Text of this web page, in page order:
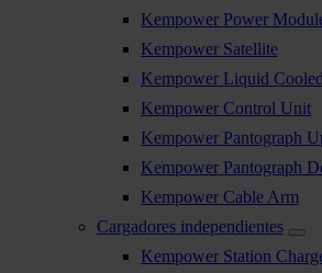
Kempower Power
Kempower Satellite
Kempower Liquid
Kempower Control Unit
Kempower Pantograph
Kempower Pantograph
Kempower Cable Arm
Cargadores independientes
Kempower Station